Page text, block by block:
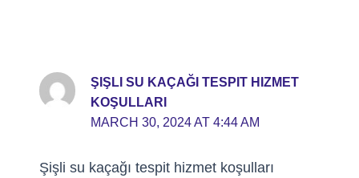
ŞIŞLI SU KAÇAĞI TESPIT HIZMET
KOŞULLARI
MARCH 30, 2024 AT 4:44 AM
Şişli su kaçağı tespit hizmet koşulları